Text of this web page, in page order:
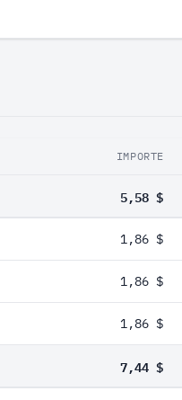
IMPORTE
5,58 $
1,86 $
1,86 $
1,86 $
7,44 $